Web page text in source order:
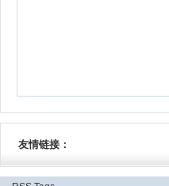
友情链接：